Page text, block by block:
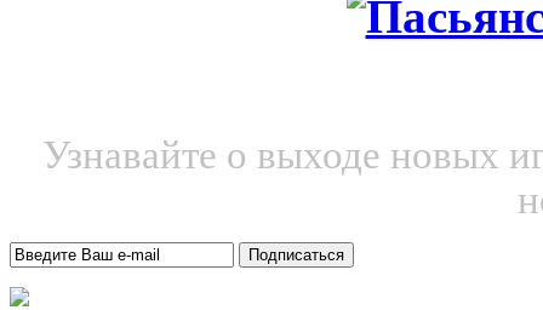
Узнавайте о выходе новых